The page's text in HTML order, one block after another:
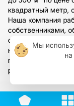
квадратный метр,
Наша компания
собственниками,
сопровождение и
недвижимости.
персональную
решение для
Мы